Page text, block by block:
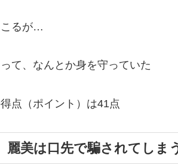
こるが…
て、なんとか身を守っていた
点（ポイント）は41点
美は口先で騙されてしま